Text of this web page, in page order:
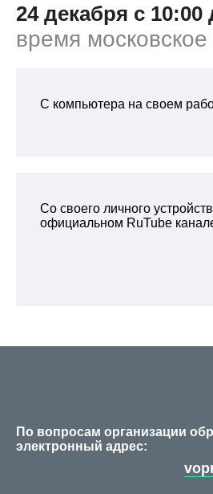
24 декабря с 10:00
время московское
С компьютера на своем
Со своего личного
официальном RuTube
По вопросам организации
электронный адрес: